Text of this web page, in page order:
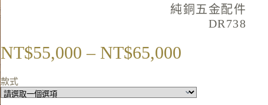
純銅五金配件
DR738
NT$55,000 – NT$65,000
款式